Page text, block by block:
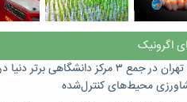
اگرونیک
دانشگاه تهران در جمع ۳ مرکز دانشگاهی
محیط‌های کنترل‌شده